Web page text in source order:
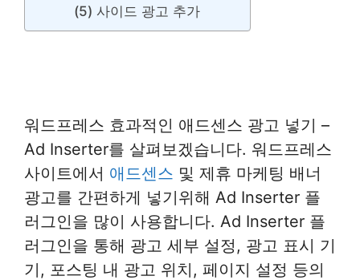
(5) 사이드 광고 추가
워드프레스 효과적인 애드센스 광고 넣기 –
Ad Inserter를 살펴보겠습니다. 워드프레스
사이트에서 애드센스 및 제휴 마케팅 배너
광고를 간편하게 넣기위해 Ad Inserter 플
러그인을 많이 사용합니다. Ad Inserter 플
러그인을 통해 광고 세부 설정, 광고 표시 기
기, 포스팅 내 광고 위치, 페이지 설정 등의